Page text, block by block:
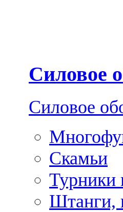
Силовое
Силовое
Скамьи
Турники
Штанги,